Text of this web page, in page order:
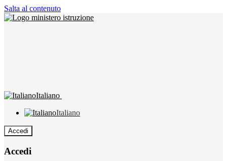
Salta al contenuto
Italiano
Italiano
Accedi
Accedi